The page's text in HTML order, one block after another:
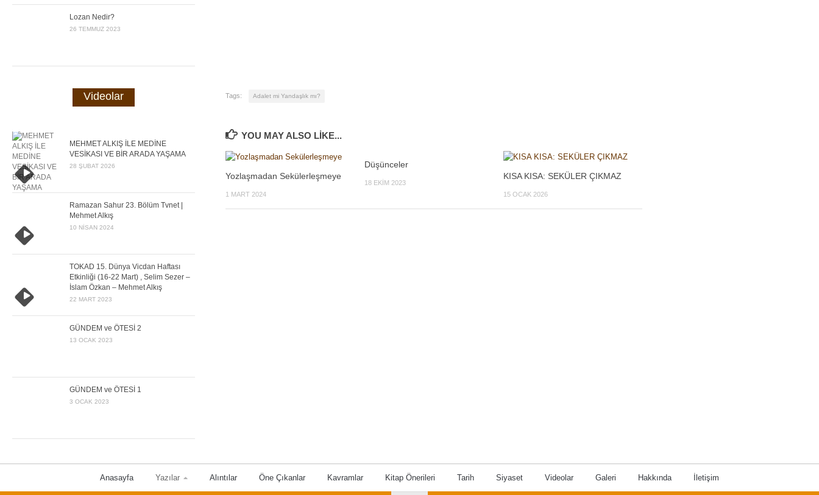
Tags: Adalet mi Yandaşlık mı?
YOU MAY ALSO LIKE...
Yozlaşmadan Sekülerleşmeye
1 MART 2024
Düşünceler
18 EKIM 2023
KISA KISA: SEKÜLER ÇIKMAZ
15 OCAK 2026
Lozan Nedir?
26 TEMMUZ 2023
Videolar
MEHMET ALKIŞ İLE MEDİNE
VESİKASI VE BİR ARADA YAŞAMA
28 ŞUBAT 2026
Ramazan Sahur 23. Bölüm Tvnet |
Mehmet Alkış
10 NISAN 2024
TOKAD 15. Dünya Vicdan Haftası
Etkinliği (16-22 Mart) , Selim Sezer –
İslam Özkan – Mehmet Alkış
22 MART 2023
GÜNDEM ve ÖTESİ 2
13 OCAK 2023
GÜNDEM ve ÖTESİ 1
3 OCAK 2023
Anasayfa Yazılar Alıntılar Öne Çıkanlar Kavramlar Kitap Önerileri Tarih Siyaset Videolar Galeri Hakkında İletişim